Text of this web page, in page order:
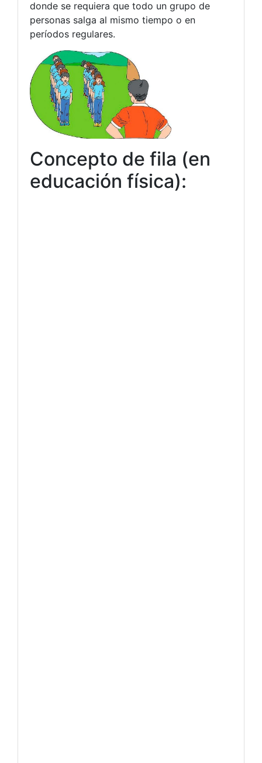
donde se requiera que todo un grupo de
personas salga al mismo tiempo o en
períodos regulares.
Concepto de fila (en
educación física):